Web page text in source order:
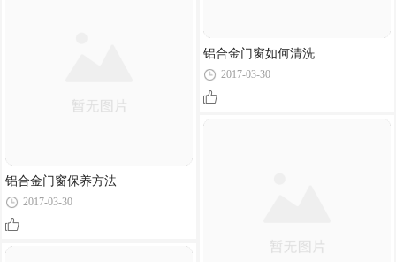
铝合金门窗保养方法
2017-03-30
铝合金门窗如何清洗
2017-03-30